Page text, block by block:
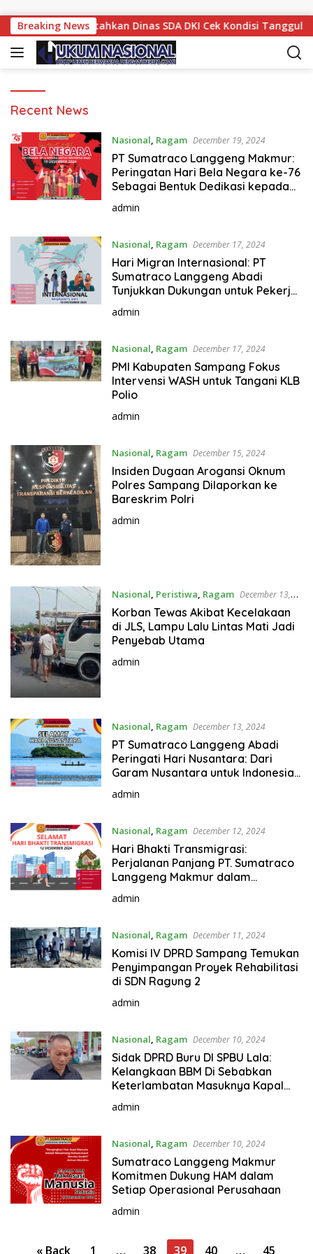
Breaking News
Pramono Perintahkan Dinas SDA DKI Cek Kondisi Tanggul
u
k
u
N
a
l
Recent News
Nasional, Ragam December 19, 2024
PT Sumatraco Langgeng Makmur:
Peringatan Hari Bela Negara ke-76
Sebagai Bentuk Dedikasi kepada
Bangsa
admin
Nasional, Ragam December 17, 2024
Hari Migran Internasional: PT
Sumatraco Langgeng Abadi
Tunjukkan Dukungan untuk Pekerja
Migran dalam Industri Garam
admin
Nasional, Ragam December 17, 2024
PMI Kabupaten Sampang Fokus
Intervensi WASH untuk Tangani KLB
Polio
admin
Nasional, Ragam December 15, 2024
Insiden Dugaan Arogansi Oknum
Polres Sampang Dilaporkan ke
Bareskrim Polri
admin
Nasional, Peristiwa, Ragam December 13,
2024
Korban Tewas Akibat Kecelakaan
di JLS, Lampu Lalu Lintas Mati Jadi
Penyebab Utama
admin
Nasional, Ragam December 13, 2024
PT Sumatraco Langgeng Abadi
Peringati Hari Nusantara: Dari
Garam Nusantara untuk Indonesia
admin
Nasional, Ragam December 12, 2024
Hari Bhakti Transmigrasi:
Perjalanan Panjang PT. Sumatraco
Langgeng Makmur dalam
Nasional
admin
Nasional, Ragam December 11, 2024
Komisi IV DPRD Sampang Temukan
Penyimpangan Proyek Rehabilitasi
di SDN Ragung 2
admin
Nasional, Ragam December 10, 2024
Sidak DPRD Buru DI SPBU Lala:
Kelangkaan BBM Di Sebabkan
Keterlambatan Masuknya Kapal
admin
Nasional, Ragam December 10, 2024
Sumatraco Langgeng Makmur
Komitmen Dukung HAM dalam
Setiap Operasional Perusahaan
admin
« Back 1 … 38 39 40 … 45